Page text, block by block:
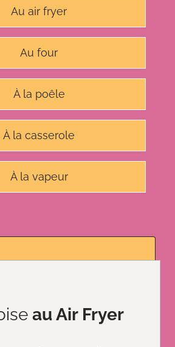
Au air fryer
Au four
À la poêle
À la casserole
À la vapeur
au Air Fryer